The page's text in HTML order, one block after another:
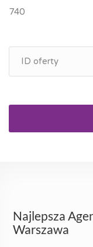
Najlepsza
Warszawa